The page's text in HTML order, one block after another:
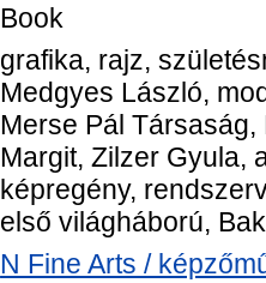
Book
grafika, rajz,
Medgyes László,
Merse Pál
Margit, Zilzer Gyula,
képregény,
első világháború,
N Fine Arts /